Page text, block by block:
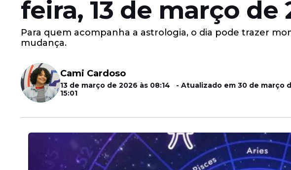
feira, 13 de março
Para quem acompanha a astrologia, o dia pode trazer
mudança.
Cami Cardoso
13 de março de 2026 às 08:14 - Atualizado em 30 de março
15:01